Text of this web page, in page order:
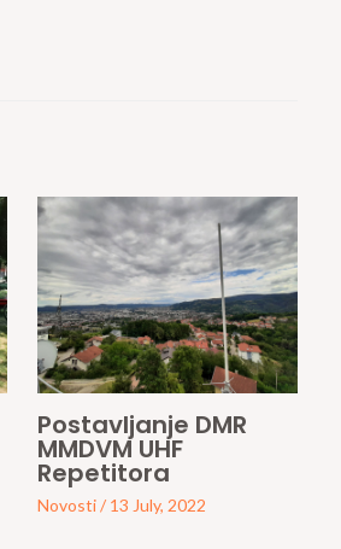
Postavljanje DMR
MMDVM UHF
Repetitora
Novosti/ 13 July, 2022